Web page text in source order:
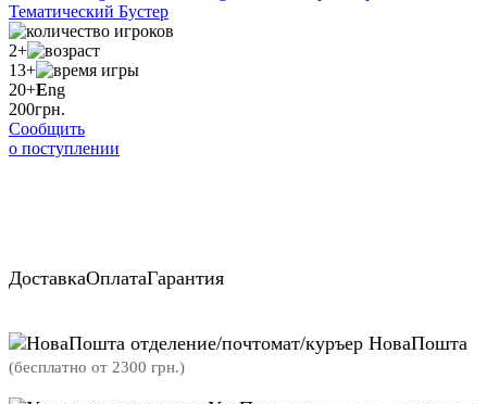
2+
13+
20+Eng
200грн.
Сообщить
о поступлении
ДоставкаОплатаГарантия
отделение/почтомат/куръер НоваПошта
(бесплатно от 2300 грн.)